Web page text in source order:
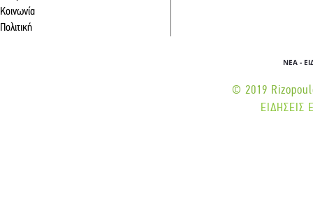
Κοινωνία
Πολιτική
ΝΕΑ -
© 2019
ΕΙΔΗΣΕΙΣ